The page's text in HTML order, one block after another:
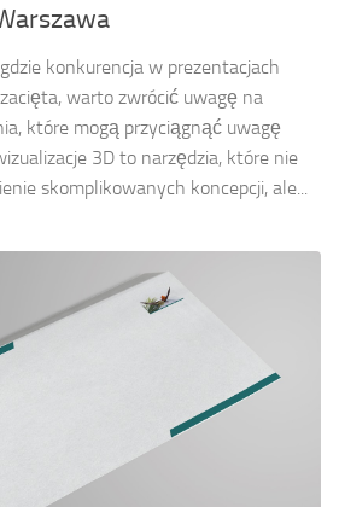
konkurencja w prezentacjach
warto zwrócić uwagę na
które mogą przyciągnąć uwagę
3D to narzędzia, które nie
skomplikowanych koncepcji, ale...